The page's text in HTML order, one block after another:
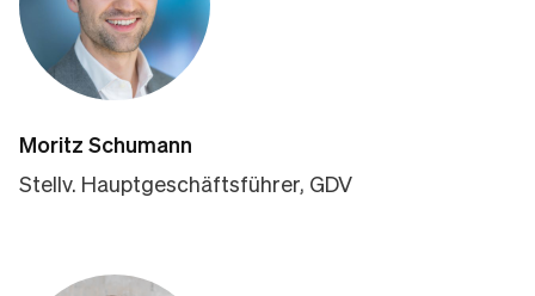
Moritz Schumann
Stellv. Hauptgeschäftsführer, GDV